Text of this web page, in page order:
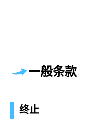
一般条款
终止